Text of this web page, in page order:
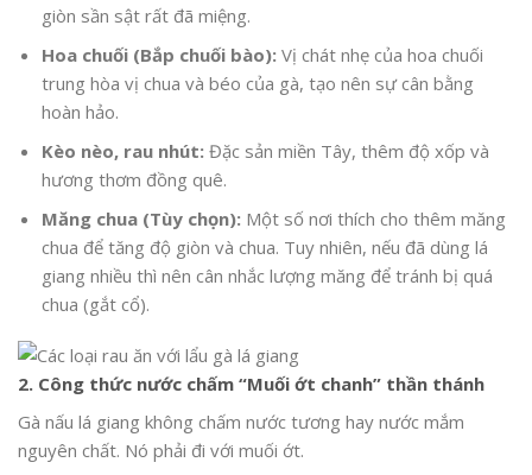
giòn sần sật rất đã miệng.
Hoa chuối (Bắp chuối bào): Vị chát nhẹ của hoa chuối
trung hòa vị chua và béo của gà, tạo nên sự cân bằng
hoàn hảo.
Kèo nèo, rau nhút: Đặc sản miền Tây, thêm độ xốp và
hương thơm đồng quê.
Măng chua (Tùy chọn): Một số nơi thích cho thêm măng
chua để tăng độ giòn và chua. Tuy nhiên, nếu đã dùng lá
giang nhiều thì nên cân nhắc lượng măng để tránh bị quá
chua (gắt cổ).
2. Công thức nước chấm “Muối ớt chanh” thần thánh
Gà nấu lá giang không chấm nước tương hay nước mắm
nguyên chất. Nó phải đi với muối ớt.